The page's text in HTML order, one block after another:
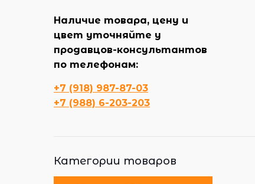
Наличие товара, цену и
цвет уточняйте у
продавцов-консультантов
по телефонам:
+7 (918) 987-87-03
+7 (988) 6-203-203
Категории товаров